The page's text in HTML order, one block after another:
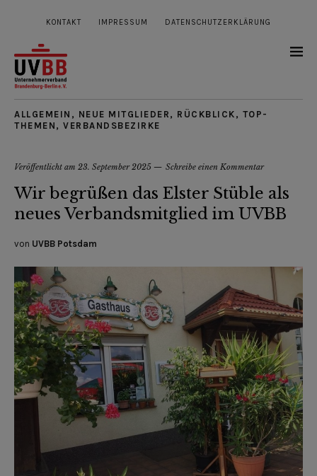
KONTAKT IMPRESSUM DATENSCHUTZERKLÄRUNG
ALLGEMEIN , NEUE MITGLIEDER , RÜCKBLICK , TOP-
THEMEN , VERBANDSBEZIRKE
Veröffentlicht am 23. September 2025 Schreibe einen Kommentar
Wir begrüßen das Elster Stüble als
neues Verbandsmitglied im UVBB
von UVBB Potsdam